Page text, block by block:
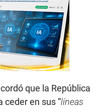
que la República
ceder en sus “líneas